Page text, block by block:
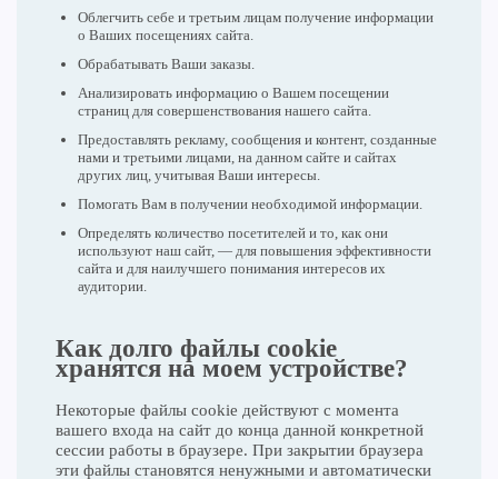
Облегчить себе и третьим лицам получение информации
о Ваших посещениях сайта.
Обрабатывать Ваши заказы.
Анализировать информацию о Вашем посещении
страниц для совершенствования нашего сайта.
Предоставлять рекламу, сообщения и контент, созданные
нами и третьими лицами, на данном сайте и сайтах
других лиц, учитывая Ваши интересы.
Помогать Вам в получении необходимой информации.
Определять количество посетителей и то, как они
используют наш сайт, — для повышения эффективности
сайта и для наилучшего понимания интересов их
аудитории.
Как долго файлы cookie
хранятся на моем устройстве?
Некоторые файлы cookie действуют с момента
вашего входа на сайт до конца данной конкретной
сессии работы в браузере. При закрытии браузера
эти файлы становятся ненужными и автоматически